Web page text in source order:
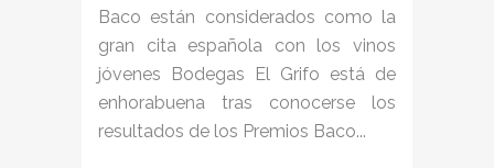
Baco están considerados como la
gran cita española con los vinos
jóvenes Bodegas El Grifo está de
enhorabuena tras conocerse los
resultados de los Premios Baco...